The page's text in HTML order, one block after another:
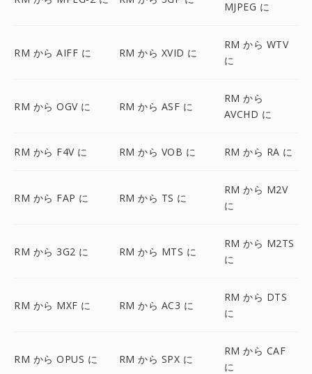
MJPEG に
RM から AIFF に RM から XVID に
RM から WTV
に
RM から OGV に RM から ASF に
RM から
AVCHD に
RM から F4V に RM から VOB に RM から RA に
RM から FAP に RM から TS に
RM から M2V
に
RM から 3G2 に RM から MTS に
RM から M2TS
に
RM から MXF に RM から AC3 に
RM から DTS
に
RM から OPUS に RM から SPX に
RM から CAF
に